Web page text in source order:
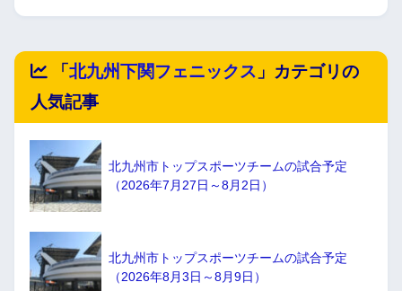
「 北九州下関フェニックス 」カテゴリの
人気記事
北九州市トップスポーツチームの試合予定
（2026年7月27日～8月2日）
北九州市トップスポーツチームの試合予定
（2026年8月3日～8月9日）